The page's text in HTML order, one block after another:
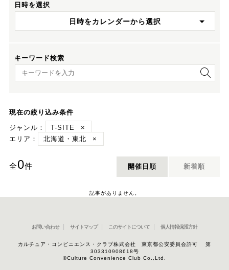
日時を選択
日時をカレンダーから選択
キーワード検索
キーワード検索
現在の絞り込み条件
ジャンル：
T-SITE
×
エリア：
北海道・東北 ×
全0件 開催日順 新着順
記事がありません。
お問い合わせ サイトマップ このサイトについて 個人情報保護方針
カルチュア・コンビニエンス・クラブ株式会社 東京都公安委員会許可 第
303310908618号
©Culture Convenience Club Co.,Ltd.